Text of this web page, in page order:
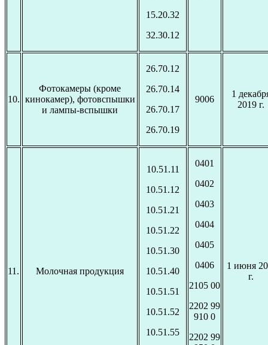
15.20.32
32.30.12
10.
Фотокамеры (кроме
кинокамер), фотовспышки
и лампы-вспышки
26.70.12
26.70.14
26.70.17
26.70.19
9006
1
2019 г.
11. Молочная продукция
10.51.11
10.51.12
10.51.21
10.51.22
10.51.30
10.51.40
10.51.51
10.51.52
10.51.55
0401
0402
0403
0404
0405
0406
2105 00
2202 99
910 0
2202 99
1 июня
г.